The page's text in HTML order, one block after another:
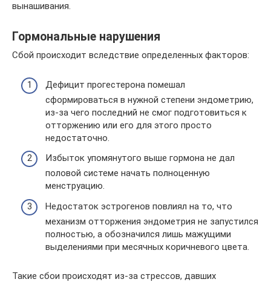
вынашивания.
Гормональные нарушения
Сбой происходит вследствие определенных факторов:
Дефицит прогестерона помешал
сформироваться в нужной степени эндометрию,
из-за чего последний не смог подготовиться к
отторжению или его для этого просто
недостаточно.
Избыток упомянутого выше гормона не дал
половой системе начать полноценную
менструацию.
Недостаток эстрогенов повлиял на то, что
механизм отторжения эндометрия не запустился
полностью, а обозначился лишь мажущими
выделениями при месячных коричневого цвета.
Такие сбои происходят из-за стрессов, давших